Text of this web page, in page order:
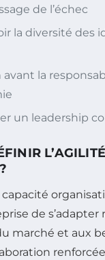
de l’échec
la diversité des
avant la
un leadership
capacité
de
marché et aux